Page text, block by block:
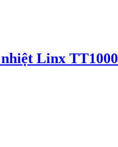
Linx TT1000